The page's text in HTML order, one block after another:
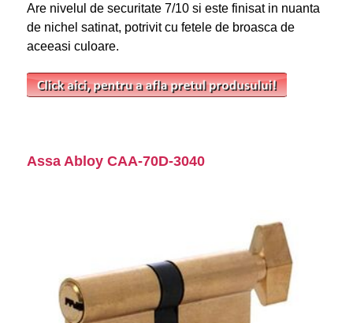
Are nivelul de securitate 7/10 si este finisat in nuanta
de nichel satinat, potrivit cu fetele de broasca de
aceeasi culoare.
Assa Abloy CAA-70D-3040